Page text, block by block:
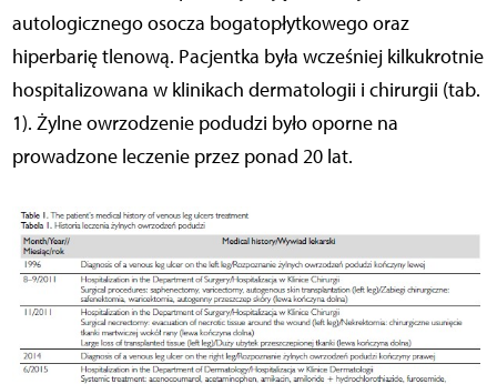
autologicznego osocza bogatopłytkowego oraz
hiperbarię tlenową. Pacjentka była wcześniej kilkukrotnie
hospitalizowana w klinikach dermatologii i chirurgii (tab.
1). Żylne owrzodzenie podudzi było oporne na
prowadzone leczenie przez ponad 20 lat.